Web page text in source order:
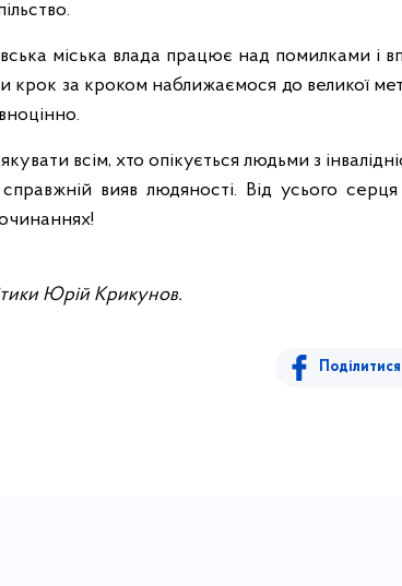
міська влада працює над помилками і
крок за кроком наближаємося до великої
всім, хто опікується людьми з
вияв людяності. Від усього
Юрій Крикунов.
Поділитися